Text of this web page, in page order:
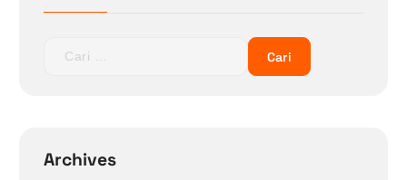
n
tArchives